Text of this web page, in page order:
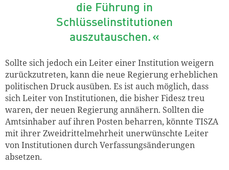
die Führung in
Schlüsselinstitutionen
auszutauschen.
Sollte sich jedoch ein Leiter einer Institution weigern
zurückzutreten, kann die neue Regierung erheblichen
politischen Druck ausüben. Es ist auch möglich, dass
sich Leiter von Institutionen, die bisher Fidesz treu
waren, der neuen Regierung annähern. Sollten die
Amtsinhaber auf ihren Posten beharren, könnte TISZA
mit ihrer Zweidrittelmehrheit unerwünschte Leiter
von Institutionen durch Verfassungsänderungen
absetzen.